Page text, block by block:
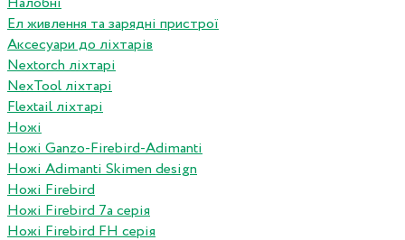
Ел живлення та зарядні пристрої
Аксесуари до ліхтарів
Nextorch ліхтарі
NexTool ліхтарі
Flextail ліхтарі
Ножі
Ножі Ganzo-Firebird-Adimanti
Ножі Adimanti Skimen design
Ножі Firebird
Ножі Firebird 7а серія
Ножі Firebird FH серія